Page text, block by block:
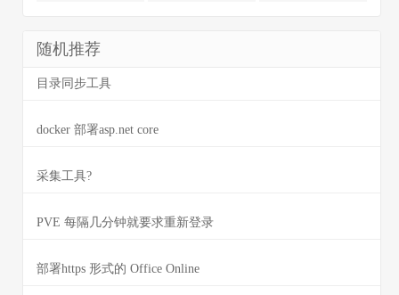
随机推荐
目录同步工具
docker 部署asp.net core
采集工具?
PVE 每隔几分钟就要求重新登录
部署https 形式的 Office Online